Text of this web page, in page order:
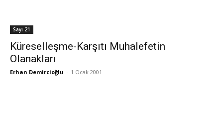
Sayı 21
Küreselleşme-Karşıtı Muhalefetin
Olanakları
Erhan Demircioğlu - 1 Ocak 2001